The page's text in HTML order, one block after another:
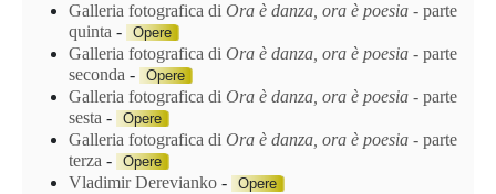
Galleria fotografica di Ora è danza, ora è poesia ‑ parte
quinta - Opere
Galleria fotografica di Ora è danza, ora è poesia ‑ parte
seconda - Opere
Galleria fotografica di Ora è danza, ora è poesia ‑ parte
sesta - Opere
Galleria fotografica di Ora è danza, ora è poesia ‑ parte
terza - Opere
Vladimir Derevianko - Opere